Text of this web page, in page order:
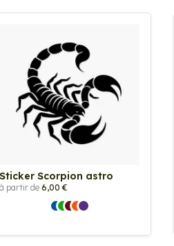
Sticker Scorpion astro
à partir de 6,00 €